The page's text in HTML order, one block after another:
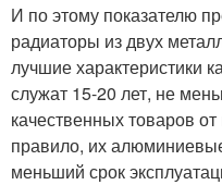
И по этому показателю
радиаторы из двух
лучшие характеристики
служат 15-20 лет, не
качественных товаров
правило, их
меньший срок